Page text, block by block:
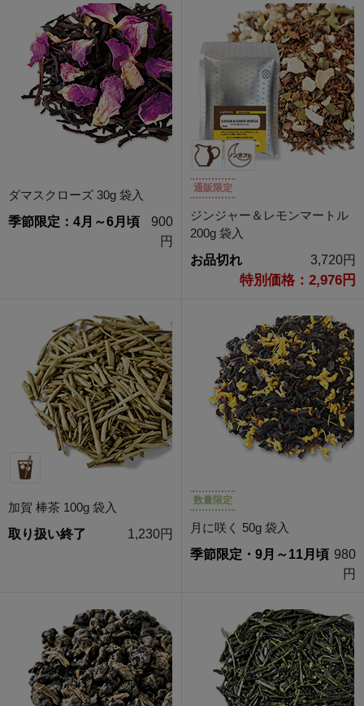
ダマスクローズ 30g 袋入
季節限定：4月～6月頃
900
円
通販限定
ジンジャー＆レモンマートル
200g 袋入
お品切れ
3,720円
特別価格：2,976円
加賀 棒茶 100g 袋入
取り扱い終了
1,230円
数量限定
月に咲く 50g 袋入
季節限定・9月～11月頃 980
円